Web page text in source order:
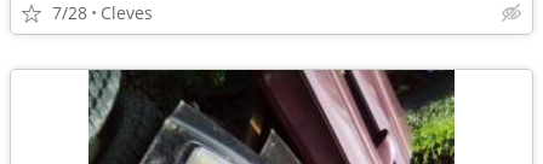
7/28 Cleves